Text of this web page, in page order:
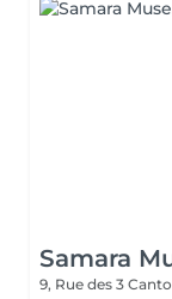
Samara
9, Rue des 3